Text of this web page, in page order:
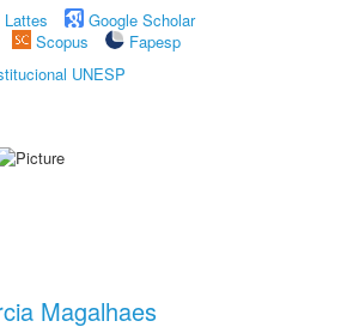
Lattes
Google Scholar
Scopus
Fapesp
UNESP
Magalhaes